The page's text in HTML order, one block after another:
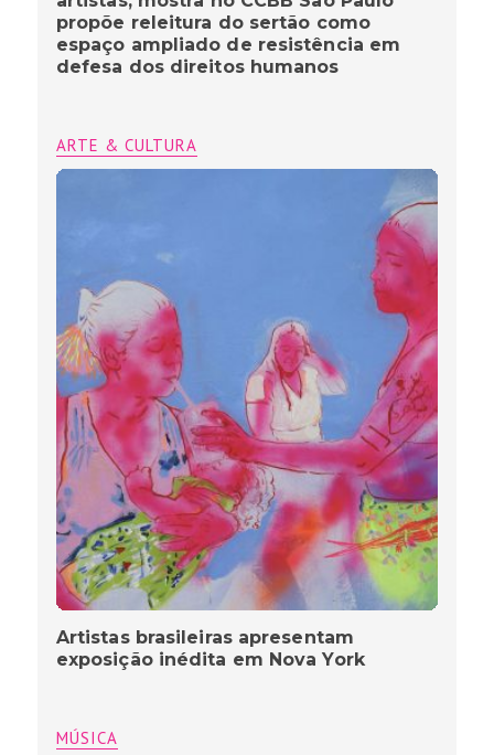
propõe releitura do sertão como
espaço ampliado de resistência em
defesa dos direitos humanos
ARTE & CULTURA
Artistas brasileiras apresentam
exposição inédita em Nova York
MÚSICA